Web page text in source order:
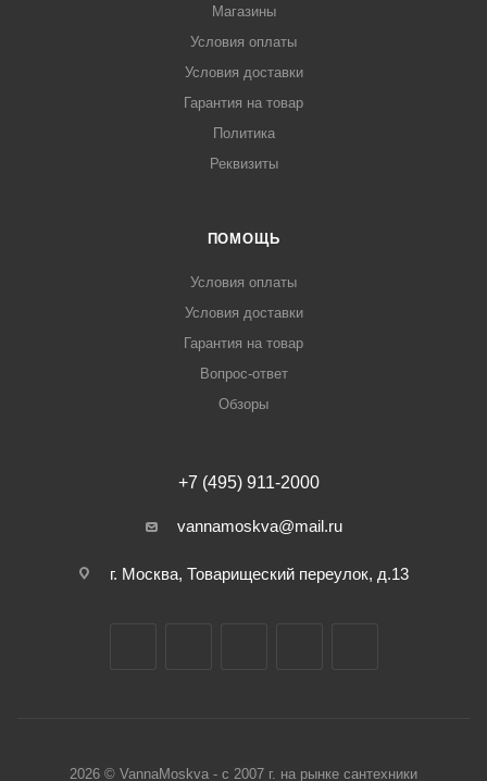
Магазины
Условия оплаты
Условия доставки
Гарантия на товар
Политика
Реквизиты
ПОМОЩЬ
Условия оплаты
Условия доставки
Гарантия на товар
Вопрос-ответ
Обзоры
+7 (495) 911-2000
vannamoskva@mail.ru
г. Москва, Товарищеский переулок, д.13
2026 © VannaMoskva - с 2007 г. на рынке сантехники